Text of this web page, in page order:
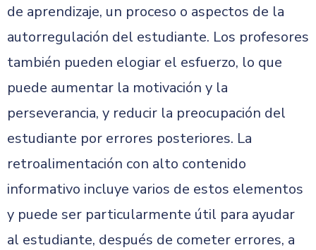
de aprendizaje, un proceso o aspectos de la
autorregulación del estudiante. Los profesores
también pueden elogiar el esfuerzo, lo que
puede aumentar la motivación y la
perseverancia, y reducir la preocupación del
estudiante por errores posteriores. La
retroalimentación con alto contenido
informativo incluye varios de estos elementos
y puede ser particularmente útil para ayudar
al estudiante, después de cometer errores, a